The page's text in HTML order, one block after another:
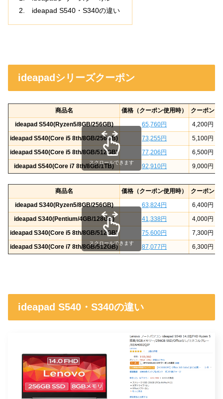
ideapad S540・S340の違い
ideapadシリーズクーポン
商品名 価格（クーポン使用時）
クーポン
ideapad S540(Ryzen5/8GB/256GB)
65,760円
4,200円
ideapad S540(Core i5 8th/8GB/256GB)
73,255円
5,100円
ideapad S540(Core i5 8th/8GB/512GB)
77,206円
6,500円
ideapad S540(Core i7 8th/8GB/1TB)
92,910円 9,000円
スクロールできます
商品名 価格（クーポン使用時）
クーポン
ideapad S340(Ryzen5/8GB/256GB)
63,824円
6,400円
ideapad S340(Pentium/4GB/128GB)
41,338円
4,000円
ideapad S340(Core i5 8th/8GB/512GB)
75,600円
7,300円
ideapad S340(Core i7 8th/8GB/512GB)
87,077円 6,300円
スクロールできます
ideapad S540・S340の違い